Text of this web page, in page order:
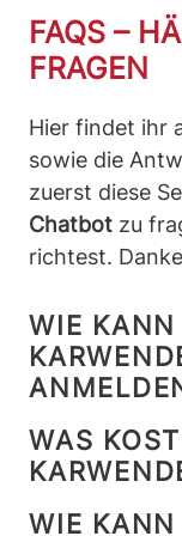
FAQS –
FRAGEN
Hier findet ihr
sowie die
zuerst diese
Chatbot zu
richtest.
WIE
Die
am Anfang
wird immer
WAS
WIE